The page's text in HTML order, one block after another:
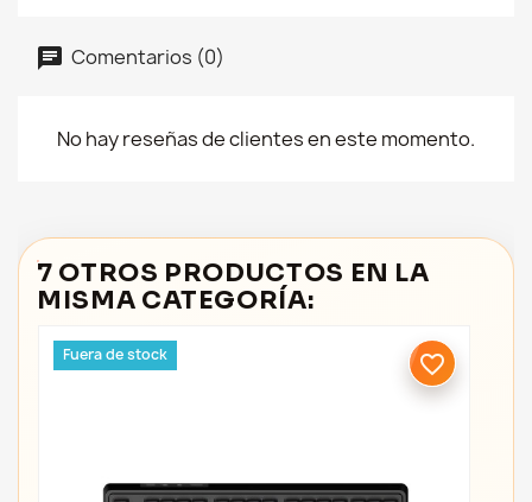
Comentarios (0)
No hay reseñas de clientes en este momento.
7 OTROS PRODUCTOS EN LA
MISMA CATEGORÍA:
Fuera de stock favorite_border